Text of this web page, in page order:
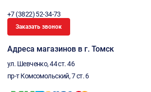
+7 (3822) 52-34-73
Заказать звонок
Адреса магазинов в г. Томск
ул. Шевченко, 44 ст. 46
пр-т Комсомольский, 7 ст. 6